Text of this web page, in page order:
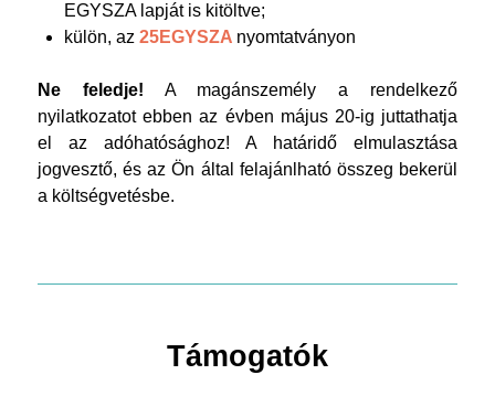
EGYSZA lapját is kitöltve;
külön, az 25EGYSZA nyomtatványon
Ne feledje! A magánszemély a rendelkező
nyilatkozatot ebben az évben május 20-ig juttathatja
el az adóhatósághoz! A határidő elmulasztása
jogvesztő, és az Ön által felajánlható összeg bekerül
a költségvetésbe.
Támogatók